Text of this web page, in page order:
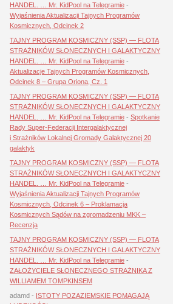
HANDEL. … Mr. KidPool na Telegramie -
Wyjaśnienia Aktualizacji Tajnych Programów
Kosmicznych, Odcinek 2
TAJNY PROGRAM KOSMICZNY (SSP) — FLOTA
STRAŻNIKÓW SŁONECZNYCH I GALAKTYCZNY
HANDEL. … Mr. KidPool na Telegramie -
Aktualizacje Tajnych Programów Kosmicznych,
Odcinek 8 – Grupa Oriona, Cz. 1
TAJNY PROGRAM KOSMICZNY (SSP) — FLOTA
STRAŻNIKÓW SŁONECZNYCH I GALAKTYCZNY
HANDEL. … Mr. KidPool na Telegramie - Spotkanie
Rady Super-Federacji Intergalaktycznej
i Strażników Lokalnej Gromady Galaktycznej 20
galaktyk
TAJNY PROGRAM KOSMICZNY (SSP) — FLOTA
STRAŻNIKÓW SŁONECZNYCH I GALAKTYCZNY
HANDEL. … Mr. KidPool na Telegramie -
Wyjaśnienia Aktualizacji Tajnych Programów
Kosmicznych, Odcinek 6 – Proklamacja
Kosmicznych Sądów na zgromadzeniu MKK –
Recenzja
TAJNY PROGRAM KOSMICZNY (SSP) — FLOTA
STRAŻNIKÓW SŁONECZNYCH I GALAKTYCZNY
HANDEL. … Mr. KidPool na Telegramie -
ZAŁOŻYCIELE SŁONECZNEGO STRAŻNIKA Z
WILLIAMEM TOMPKINSEM
adamd - ISTOTY POZAZIEMSKIE POMAGAJĄ